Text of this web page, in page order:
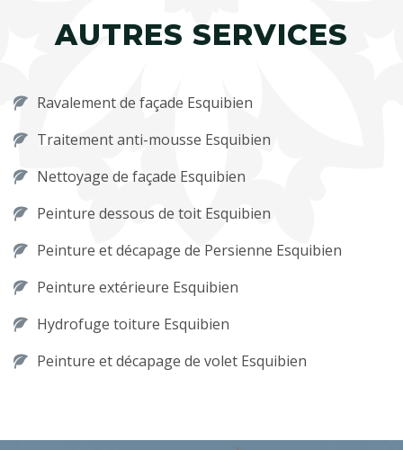
AUTRES SERVICES
Ravalement de façade Esquibien
Traitement anti-mousse Esquibien
Nettoyage de façade Esquibien
Peinture dessous de toit Esquibien
Peinture et décapage de Persienne Esquibien
Peinture extérieure Esquibien
Hydrofuge toiture Esquibien
Peinture et décapage de volet Esquibien